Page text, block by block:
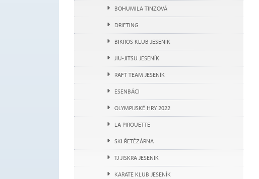
BOHUMILA TINZOVÁ
DRIFTING
BIKROS KLUB JESENÍK
JIU-JITSU JESENÍK
RAFT TEAM JESENÍK
ESENBÁCI
OLYMPIJSKÉ HRY 2022
LA PIROUETTE
SKI ŘETĚZÁRNA
TJ JISKRA JESENÍK
KARATE KLUB JESENÍK